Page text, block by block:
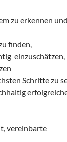
zu erkennen
finden,
einzuschätzen,
Schritte zu
vereinbarte